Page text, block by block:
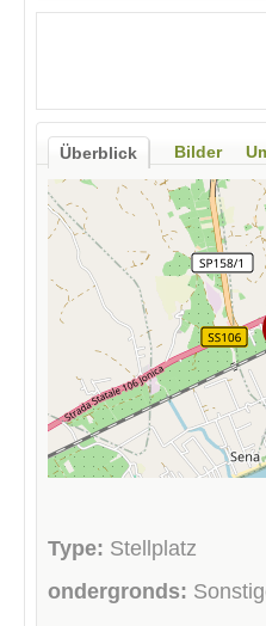
Überblick Bilder
Type: Stellplatz
ondergronds: